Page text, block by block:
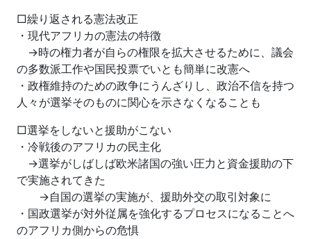
□繰り返される憲法改正
・現代アフリカの憲法の特徴
→時の権力者が自らの権限を拡大させるために、議会
の多数派工作や国民投票でいとも簡単に改憲へ
・政権維持のための政争にうんざりし、政治不信を持つ
人々が選挙そのものに関心を示さなくなることも
□選挙をしないと援助がこない
・冷戦後のアフリカの民主化
→選挙がしばしば欧米諸国の強い圧力と資金援助の下
で実施されてきた
→自国の選挙の実施が、援助外交の取引対象に
・国政選挙が対外従属を強化するプロセスになることへ
のアフリカ側からの危惧